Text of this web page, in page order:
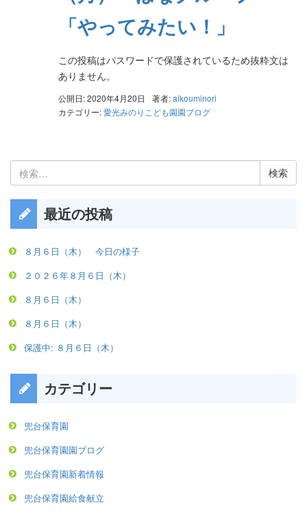
「やってみたい！」
この投稿はパスワードで保護されているため抜粋文は
ありません。
公開日: 2020年4月20日 著者:aikouminori
カテゴリー:愛光みのりこども園園ブログ
検
索:
最近の投稿
８月６日（木） 今日の様子
２０２６年８月６日（木）
８月６日（木）
８月６日（木）
保護中: ８月６日（木）
カテゴリー
兜台保育園
兜台保育園園ブログ
兜台保育園新着情報
兜台保育園給食献立